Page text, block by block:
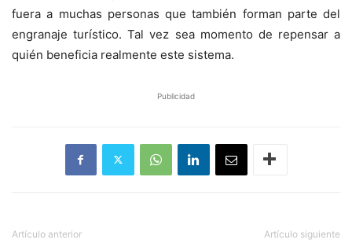
fuera a muchas personas que también forman parte del
engranaje turístico. Tal vez sea momento de repensar a
quién beneficia realmente este sistema.
Publicidad
Artículo anterior Artículo siguiente